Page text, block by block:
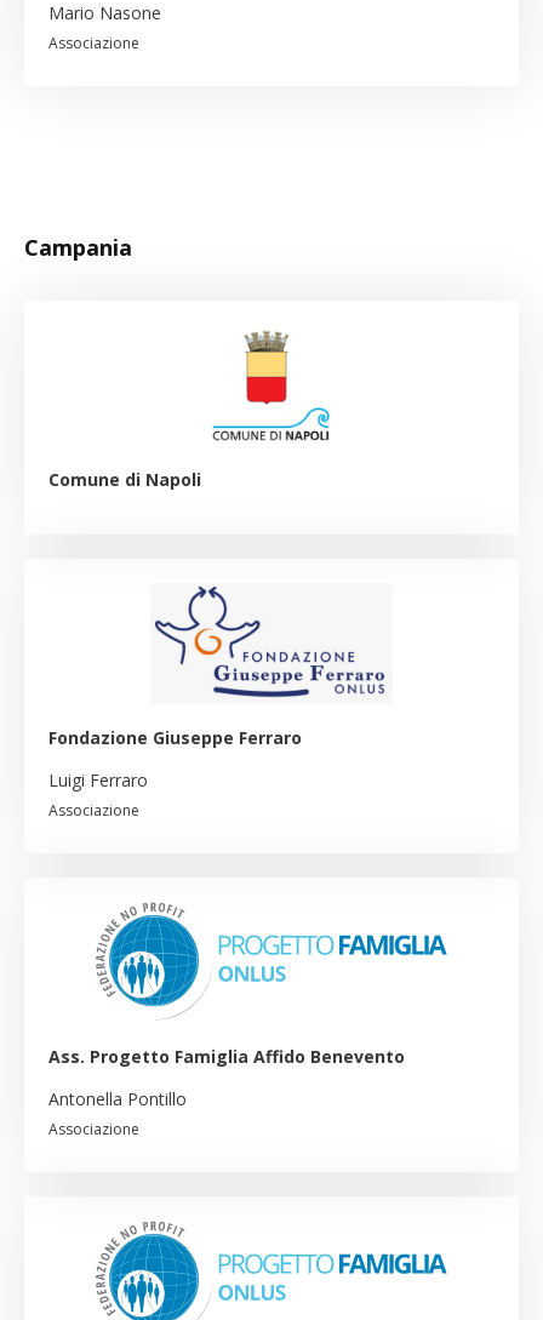
Mario Nasone
Associazione
Campania
Comune di Napoli
Fondazione Giuseppe Ferraro
Luigi Ferraro
Associazione
Ass. Progetto Famiglia Affido Benevento
Antonella Pontillo
Associazione